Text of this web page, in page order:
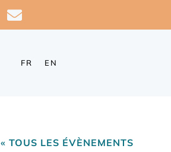
FR EN
« TOUS LES ÉVÈNEMENTS